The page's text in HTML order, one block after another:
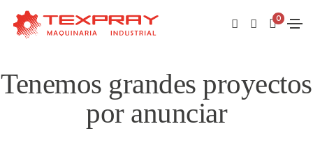
0
Tenemos grandes proyectos
por anunciar